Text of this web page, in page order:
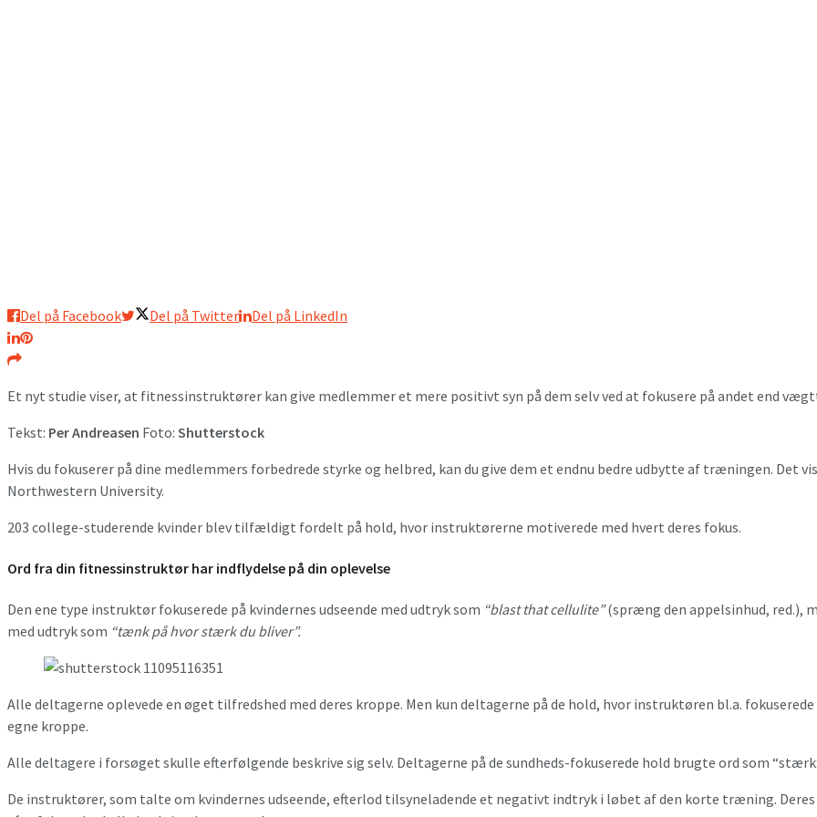
Del på Facebook Del på Twitter Del på LinkedIn
Et nyt studie viser, at fitnessinstruktører kan give medlemmer et mere positivt syn på dem selv ved at fokusere på andet end
Tekst: Per Andreasen Foto: Shutterstock
Hvis du fokuserer på dine medlemmers forbedrede styrke og helbred, kan du give dem et endnu bedre udbytte af træningen. Det
Northwestern University.
203 college-studerende kvinder blev tilfældigt fordelt på hold, hvor instruktørerne motiverede med hvert deres fokus.
Ord fra din fitnessinstruktør har indflydelse på din oplevelse
Den ene type instruktør fokuserede på kvindernes udseende med udtryk som “blast that cellulite”(spræng den appelsinhud, red.),
med udtryk som “tænk på hvor stærk du bliver”.
Alle deltagerne oplevede en øget tilfredshed med deres kroppe. Men kun deltagerne på de hold, hvor instruktøren bl.a.
egne kroppe.
Alle deltagere i forsøget skulle efterfølgende beskrive sig selv. Deltagerne på de sundheds-fokuserede hold brugte ord som
De instruktører, som talte om kvindernes udseende, efterlod tilsyneladende et negativt indtryk i løbet af den korte træning.